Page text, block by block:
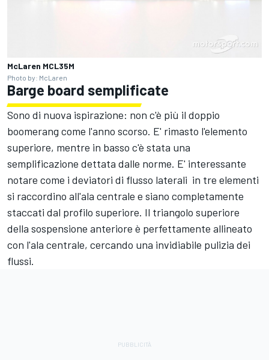
McLaren MCL35M
Photo by: McLaren
Barge board semplificate
Sono di nuova ispirazione: non c'è più il doppio
boomerang come l'anno scorso. E' rimasto l'elemento
superiore, mentre in basso c'è stata una
semplificazione dettata dalle norme. E' interessante
notare come i deviatori di flusso laterali in tre elementi
si raccordino all'ala centrale e siano completamente
staccati dal profilo superiore. Il triangolo superiore
della sospensione anteriore è perfettamente allineato
con l'ala centrale, cercando una invidiabile pulizia dei
flussi.